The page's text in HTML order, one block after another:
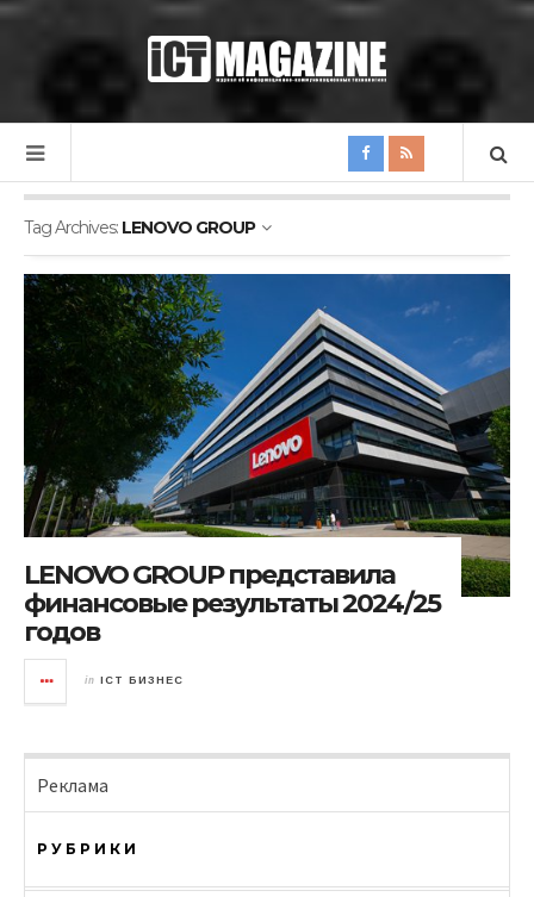
Tag Archives: LENOVO GROUP
LENOVO GROUP представила
финансовые результаты 2024/25
годов
in ICT БИЗНЕС
Реклама
РУБРИКИ